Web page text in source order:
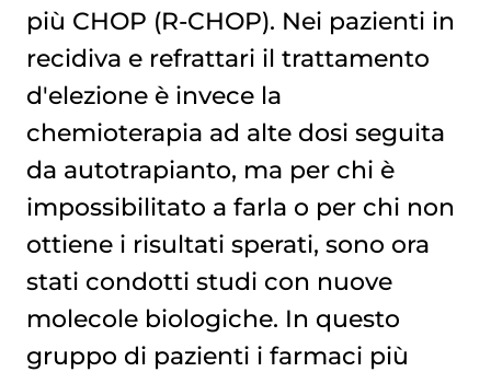
più CHOP (R-CHOP). Nei pazienti in
recidiva e refrattari il trattamento
d'elezione è invece la
chemioterapia ad alte dosi seguita
da autotrapianto, ma per chi è
impossibilitato a farla o per chi non
ottiene i risultati sperati, sono ora
stati condotti studi con nuove
molecole biologiche. In questo
gruppo di pazienti i farmaci più